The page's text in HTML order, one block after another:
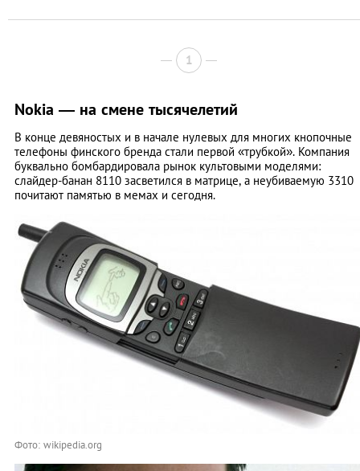
1
Nokia — на смене тысячелетий
В конце девяностых и в начале нулевых для многих кнопочные
телефоны финского бренда стали первой «трубкой». Компания
буквально бомбардировала рынок культовыми моделями:
слайдер-банан 8110 засветился в матрице, а неубиваемую 3310
почитают памятью в мемах и сегодня.
Фото: wikipedia.org